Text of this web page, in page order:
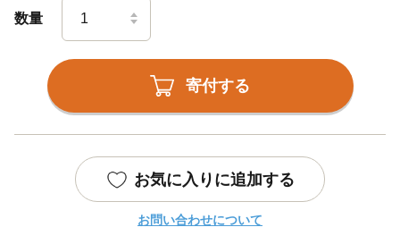
数量
寄付する
お気に入りに追加する
お問い合わせについて